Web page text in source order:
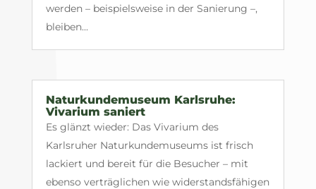
werden – beispielsweise in der Sanierung –,
bleiben...
Naturkundemuseum Karlsruhe:
Vivarium saniert
Es glänzt wieder: Das Vivarium des
Karlsruher Naturkundemuseums ist frisch
lackiert und bereit für die Besucher – mit
ebenso verträglichen wie widerstandsfähigen